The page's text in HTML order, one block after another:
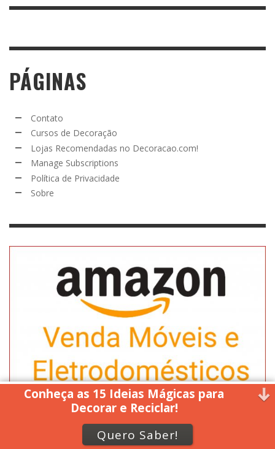
PÁGINAS
Contato
Cursos de Decoração
Lojas Recomendadas no Decoracao.com!
Manage Subscriptions
Política de Privacidade
Sobre
Conheça as 15 Ideias Mágicas para
Decorar e Reciclar!
Quero Saber!